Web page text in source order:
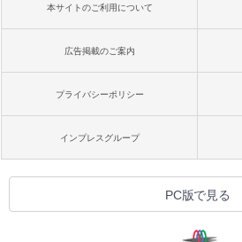
本サイトのご利用について
広告掲載のご案内
プライバシーポリシー
インプレスグループ
PC版で見る